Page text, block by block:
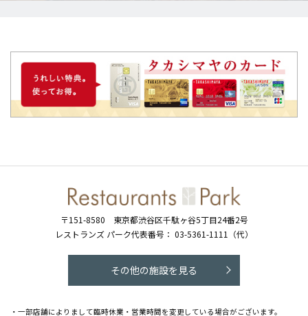
〒151-8580 東京都渋谷区千駄ヶ谷5丁目24番2号
レストランズ パーク代表番号： 03-5361-1111（代）
その他の施設を見る
・一部店舗によりまして臨時休業・営業時間を変更している場合がございます。